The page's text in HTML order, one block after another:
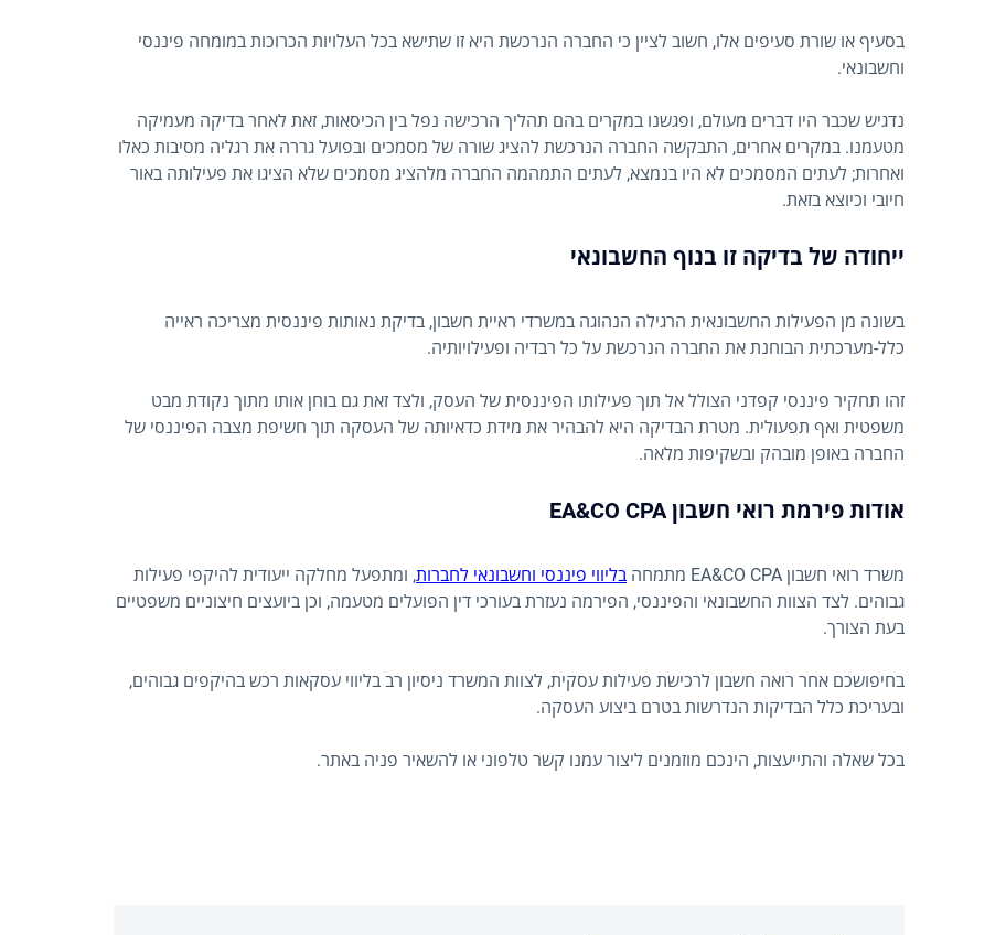
בסעיף או שורת סעיפים אלו, חשוב לציין כי החברה הנרכשת היא זו שתישא בכל העלויות הכרוכות במומחה פיננסי
וחשבונאי.
נדגיש שכבר היו דברים מעולם, ופגשנו במקרים בהם תהליך הרכישה נפל בין הכיסאות, זאת לאחר בדיקה מעמיקה
מטעמנו. במקרים אחרים, התבקשה החברה הנרכשת להציג שורה של מסמכים ובפועל גררה את רגליה מסיבות כאלו
ואחרות; לעתים המסמכים לא היו בנמצא, לעתים התמהמה החברה מלהציג מסמכים שלא הציגו את פעילותה באור
חיובי וכיוצא בזאת.
ייחודה של בדיקה זו בנוף החשבונאי
בשונה מן הפעילות החשבונאית הרגילה הנהוגה במשרדי ראיית חשבון, בדיקת נאותות פיננסית מצריכה ראייה
כלל-מערכתית הבוחנת את החברה הנרכשת על כל רבדיה ופעילויותיה.
זהו תחקיר פיננסי קפדני הצולל אל תוך פעילותו הפיננסית של העסק, ולצד זאת גם בוחן אותו מתוך נקודת מבט
משפטית ואף תפעולית. מטרת הבדיקה היא להבהיר את מידת כדאיותה של העסקה תוך חשיפת מצבה הפיננסי של
החברה באופן מובהק ובשקיפות מלאה.
אודות פירמת רואי חשבון EA&CO CPA
משרד רואי חשבון EA&CO CPA מתמחה בליווי פיננסי וחשבונאי לחברות, ומתפעל מחלקה ייעודית להיקפי פעילות
גבוהים. לצד הצוות החשבונאי והפיננסי, הפירמה נעזרת בעורכי דין הפועלים מטעמה, וכן ביועצים חיצוניים משפטיים
בעת הצורך.
בחיפושכם אחר רואה חשבון לרכישת פעילות עסקית, לצוות המשרד ניסיון רב בליווי עסקאות רכש בהיקפים גבוהים,
ובעריכת כלל הבדיקות הנדרשות בטרם ביצוע העסקה.
בכל שאלה והתייעצות, הינכם מוזמנים ליצור עמנו קשר טלפוני או להשאיר פניה באתר.